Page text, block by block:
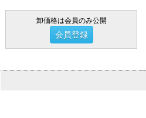
卸価格は会員のみ公開
会員登録